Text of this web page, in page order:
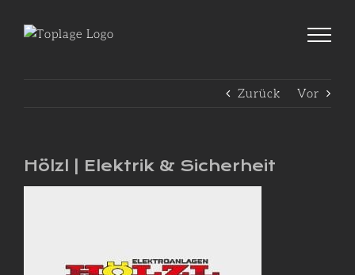
Inhalt
Zurück Vor
Hölzl | Elektrik & Sicherheit